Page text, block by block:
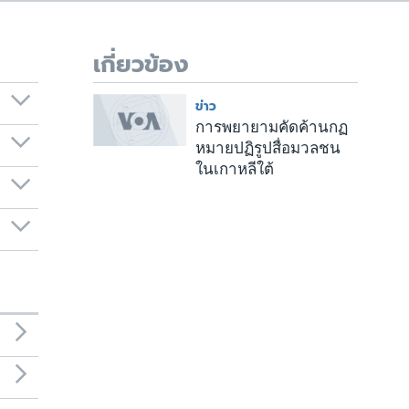
เกี่ยวข้อง
ข่าว
การพยายามคัดค้านกฏ
หมายปฏิรูปสื่อมวลชน
ในเกาหลีใต้